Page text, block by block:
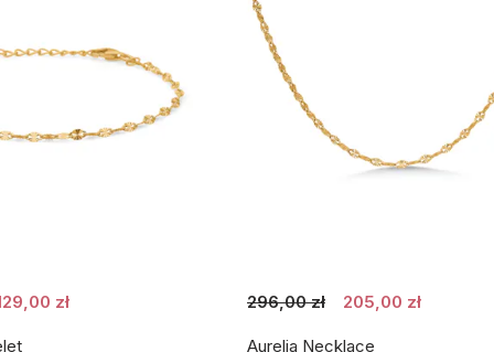
zł 296,00 zł 205,00 zł
Aurelia Necklace